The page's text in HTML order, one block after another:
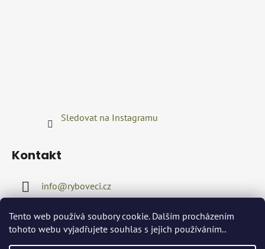
Tento web používá soubory cookie. Dalším procházením
tohoto webu vyjadřujete souhlas s jejich používáním..
Sledovat na Instagramu
Kontakt
info@ryboveci.cz
+420722416689